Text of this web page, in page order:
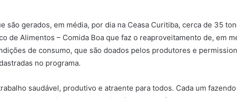
são gerados, em média, por dia na Ceasa Curitiba, cerca de 35
de Alimentos – Comida Boa que faz o reaproveitamento de, em
de consumo, que são doados pelos produtores e
no programa.
saudável, produtivo e atraente para todos. Cada um